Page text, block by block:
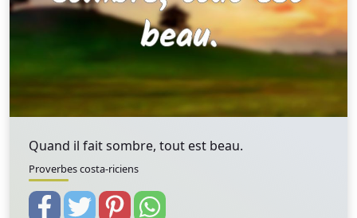
Quand il fait sombre, tout est beau.
Proverbes costa-riciens